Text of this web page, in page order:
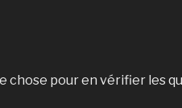
chose pour en vérifier les